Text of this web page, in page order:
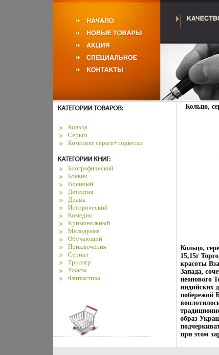
Кольца
Серьги
Комплект серьги+подвески
Биографический
Боевик
Военный
Детектив
Драма
Исторический
Комедия
Криминальный
Мелодрама
Обучающий
Приключения
Сериал
Триллер
Ужасы
Фантастика
Кольцо,
Кольцо,
15,15г
красоты
Запада,
неонового
индийских
побережий
образ
при этом